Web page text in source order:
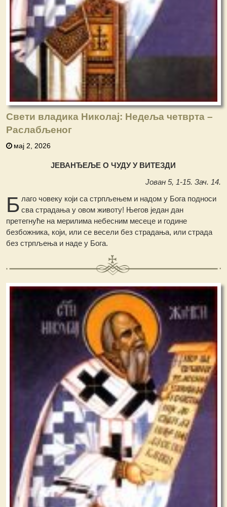
Свети владика Николај: Недеља четврта –
Раслабљеног
мај 2, 2026
ЈЕВАНЂЕЉЕ О ЧУДУ У ВИТЕЗДИ
Јован 5, 1-15. Зач. 14.
Б лаго човеку који са стрпљењем и надом у Бога подноси
сва страдања у овом животу! Његов један дан
претегнуће на мерилима небесним месеце и године
безбожника, који, или се весели без страдања, или страда
без стрпљења и наде у Бога.